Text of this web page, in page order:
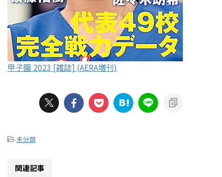
甲子園 2023 [雑誌] (AERA増刊)
-未分類
関連記事